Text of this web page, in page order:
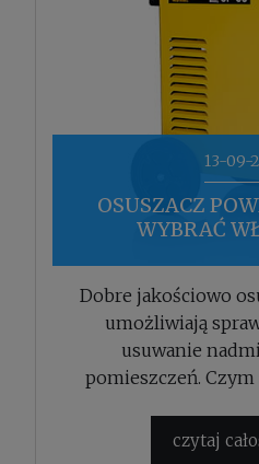
OSUSZACZ
WYBRAĆ
13-09-
Dobre jakościowo
umożliwiają
usuwanie
pomieszczeń.
czytaj